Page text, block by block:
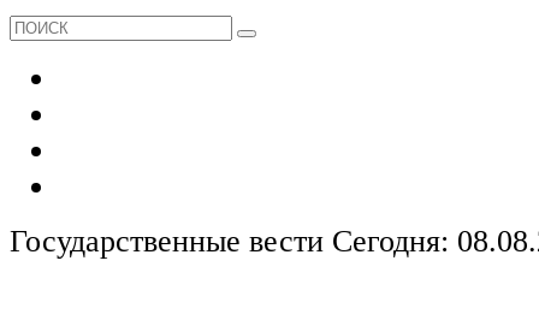
Государственные вести Сегодня: